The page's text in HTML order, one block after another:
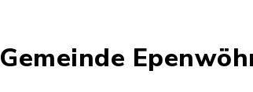
Gemeinde